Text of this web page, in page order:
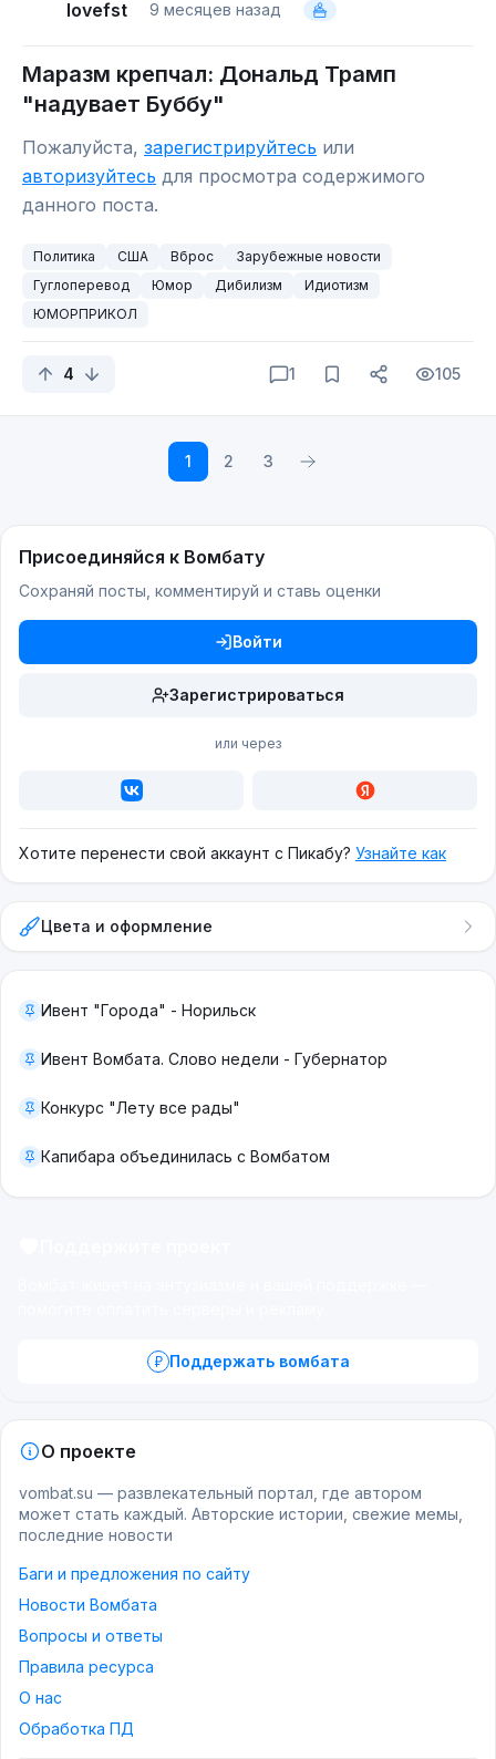
lovefst 9 месяцев назад
Маразм крепчал: Дональд Трамп
"надувает Буббу"
Пожалуйста, зарегистрируйтесь или
авторизуйтесь для просмотра содержимого
данного поста.
Политика США Вброс
Зарубежные новости
Гуглоперевод
Юмор Дибилизм
Идиотизм
ЮМОРПРИКОЛ
4 1 105
1 2 3
Присоединяйся к Вомбату
Сохраняй посты, комментируй и ставь оценки
Войти
Зарегистрироваться
или через
Хотите перенести свой аккаунт с Пикабу? Узнайте как
Цвета и оформление
Ивент "Города" - Норильск
Ивент Вомбата. Слово недели - Губернатор
Конкурс "Лету все рады"
Капибара объединилась с Вомбатом
Поддержать вомбата
О проекте
vombat.su — развлекательный портал, где автором
может стать каждый. Авторские истории, свежие мемы,
последние новости
Баги и предложения по сайту
Новости Вомбата
Вопросы и ответы
Правила ресурса
О нас
Обработка ПД